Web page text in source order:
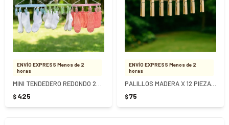
ENVÍO EXPRESS Menos de 2
horas
$ 425
ENVÍO EXPRESS Menos de 2
horas
PALILLOS MADERA X 12 PIEZAS MOR
$75